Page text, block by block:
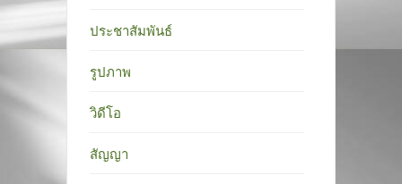
ประชาสัมพันธ์
รูปภาพ
วิดีโอ
สัญญา